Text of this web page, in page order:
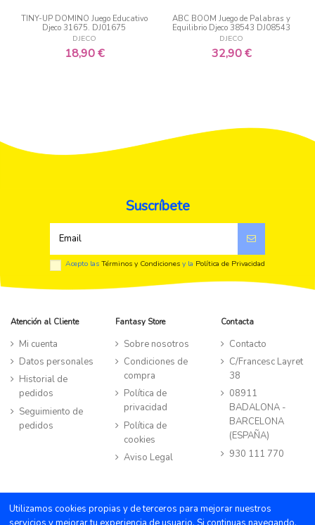
TINY-UP DOMINO Juego Educativo
Djeco 31675. DJ01675
DJECO
18,90 €
ABC BOOM Juego de Palabras y
Equilibrio Djeco 38543 DJ08543
DJECO
32,90 €
Suscríbete
Acepto lasTérminos y Condiciones y la Política de Privacidad
Atención al Cliente
Mi cuenta
Datos personales
Historial de
pedidos
Seguimiento de
pedidos
Fantasy Store
Sobre nosotros
Condiciones de
compra
Política de
privacidad
Política de
cookies
Aviso Legal
Contacta
Contacto
C/Francesc Layret
38
08911
BADALONA -
BARCELONA
(ESPAÑA)
930 111 770
©TIENDA FANTASY STORE all rights reserved |
Powered by Byte
Factory
Utilizamos cookies propias y de terceros para mejorar nuestros